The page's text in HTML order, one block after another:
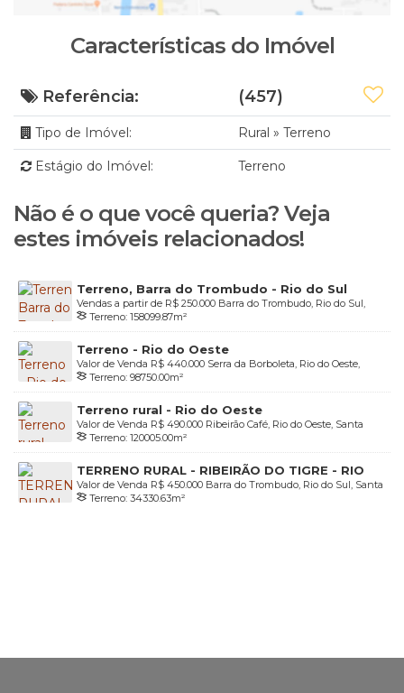
Características do Imóvel
Referência: (457)
Tipo de Imóvel: Rural » Terreno
Estágio do Imóvel: Terreno
Não é o que você queria? Veja
estes imóveis relacionados!
Terreno, Barra do Trombudo - Rio do Sul
R$ 250.000
Vendas a partir de
Barra do Trombudo, Rio do Sul,
Santa Catarina, Brasil
Terreno: 158099.87m²
Terreno - Rio do Oeste
R$ 440.000
Valor de Venda
Serra da Borboleta, Rio do Oeste,
Santa Catarina, Brasil
Terreno: 98750.00m²
Terreno rural - Rio do Oeste
R$ 490.000
Valor de Venda
Ribeirão Café, Rio do Oeste, Santa
Catarina, Brasil
Terreno: 120005.00m²
TERRENO RURAL - RIBEIRÃO DO TIGRE - RIO
DO SUL
R$ 450.000
Valor de Venda
Barra do Trombudo, Rio do Sul, Santa
Catarina, Brasil
Terreno: 34330.63m²